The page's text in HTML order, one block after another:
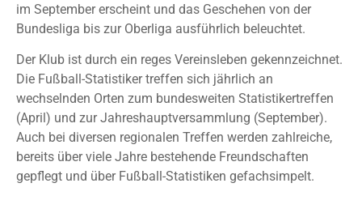
im September erscheint und das Geschehen von der
Bundesliga bis zur Oberliga ausführlich beleuchtet.
Der Klub ist durch ein reges Vereinsleben gekennzeichnet.
Die Fußball-Statistiker treffen sich jährlich an
wechselnden Orten zum bundesweiten Statistikertreffen
(April) und zur Jahreshauptversammlung (September).
Auch bei diversen regionalen Treffen werden zahlreiche,
bereits über viele Jahre bestehende Freundschaften
gepflegt und über Fußball-Statistiken gefachsimpelt.